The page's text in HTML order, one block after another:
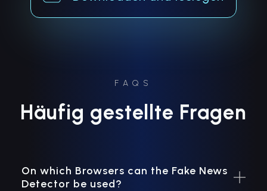
FAQS
Häufig gestellte Fragen
On which Browsers can the Fake News
Detector be used?